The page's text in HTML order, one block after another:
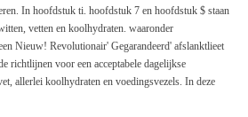
In hoofdstuk ti. hoofdstuk 7 en hoofdstuk $ staan
vetten en koolhydraten. waaronder
Nieuw! Revolutionair' Gegarandeerd' afslanktlieet
richtlijnen voor een acceptabele dagelijkse
allerlei koolhydraten en voedingsvezels. In deze